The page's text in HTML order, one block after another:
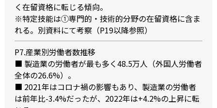
く在留資格に転じる傾向。
※特定技能は①専門的・技術的分野の在留資格に含ま
れる。別資料にて考察（P19以降参照）
P7.産業別労働者数推移
■ 製造業の労働者が最も多く48.5万人（外国人労働者
全体の26.6%）。
■ 2021年はコロナ禍の影響もあり、製造業の労働者
は前年比-3.4%だったが、2022年は+4.2%の上昇に転